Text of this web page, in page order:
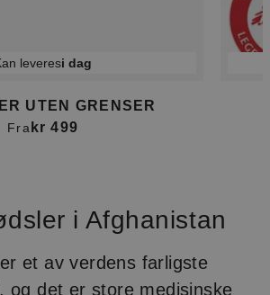
leveresi dag
UTEN GRENSER
Fra kr 499
i Afghanistan
et av verdens farligste
og det er store medisinske